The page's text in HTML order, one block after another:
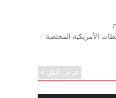
الأمريكية المختصة
عرض الكل